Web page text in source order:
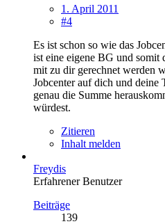
1. April 2011
#4
Es ist schon so wie das
ist eine eigene BG und somit
mit zu dir gerechnet werden
Jobcenter auf dich und deine
genau die Summe
würdest.
Zitieren
Inhalt melden
Freydis
Erfahrener Benutzer
Beiträge
139